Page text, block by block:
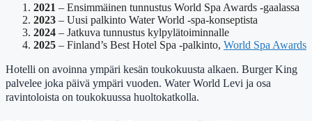
2021 – Ensimmäinen tunnustus World Spa Awards -gaalassa
2023 – Uusi palkinto Water World -spa-konseptista
2024 – Jatkuva tunnustus kylpylätoiminnalle
2025 – Finland’s Best Hotel Spa -palkinto, World Spa Awards
Hotelli on avoinna ympäri kesän toukokuusta alkaen. Burger King
palvelee joka päivä ympäri vuoden. Water World Levi ja osa
ravintoloista on toukokuussa huoltokatkolla.